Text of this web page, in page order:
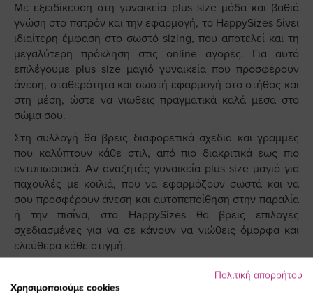
Με εξειδίκευση στη γυναικεία plus size μόδα και βαθιά
γνώση στο πατρόν και την εφαρμογή, το HappySizes δίνει
ιδιαίτερη έμφαση στο σωστό sizing, που αποτελεί και τη
μεγαλύτερη πρόκληση στις online αγορές. Για αυτό
επιλέγουμε plus size μαγιό γυναικεία που προσφέρουν
άνεση, σταθερότητα και σωστή εφαρμογή στο στήθος και
στη μέση, ώστε να νιώθεις πραγματικά καλά μέσα στο
σώμα σου.
Στη συλλογή θα βρεις διαφορετικά σχέδια και γραμμές
που καλύπτουν κάθε στιλ, από πιο διακριτικά έως πιο
εντυπωσιακά. Αν αναζητάς γυναικεία plus size μαγιό για
παχουλές με κοιλιά, που να εφαρμόζουν σωστά και να
σου προσφέρουν άνεση και αυτοπεποίθηση στην παραλία
ή την πισίνα, στο HappySizes θα βρεις επιλογές
σχεδιασμένες για να σε κάνουν να νιώθεις όμορφα και
ελεύθερα κάθε στιγμή.
Ανακάλυψε επίσης τις παρακάτω κατηγορίες:
Μαγιό Μπικίνι Plus Size
Πολιτική απορρήτου
Χρησιμοποιούμε cookies